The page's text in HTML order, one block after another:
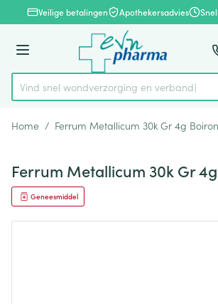
Ga naar de inhoud
1 van 1Veilige betalingen Apothekersadvies
Menu
Product, merk, categorie...
Vind snel wondverzorging en verband
Home / Ferrum Metallicum 30k Gr 4g Boiron
Ferrum Metallicum 30k Gr
Geneesmiddel